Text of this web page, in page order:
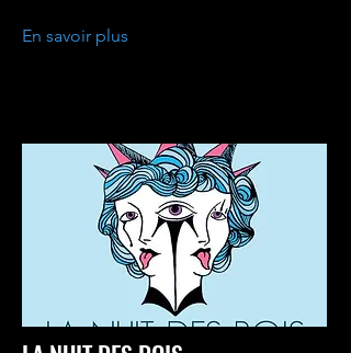
En savoir plus